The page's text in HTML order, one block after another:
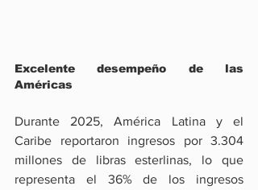
Excelente desempeño de las
Américas
Durante 2025, América Latina y el
Caribe reportaron ingresos por 3.304
millones de libras esterlinas, lo que
representa el 36% de los ingresos